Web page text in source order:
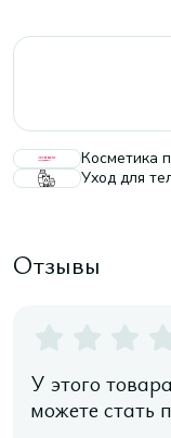
Косметика
Уход для
Отзывы
У этого
можете стать